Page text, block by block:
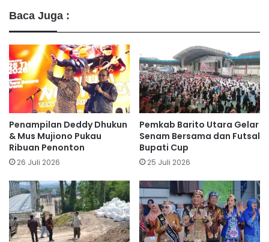
Baca Juga :
Penampilan Deddy Dhukun
& Mus Mujiono Pukau
Ribuan Penonton
26 Juli 2026
Pemkab Barito Utara Gelar
Senam Bersama dan Futsal
Bupati Cup
25 Juli 2026